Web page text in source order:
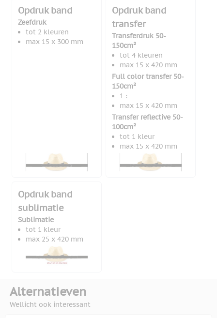
Opdruk band
Zeefdruk
tot 2 kleuren
max 15 x 300 mm
Opdruk band
transfer
Transferdruk 50-
150cm²
tot 4 kleuren
max 15 x 420 mm
Full color transfer 50-
150cm²
1 :
max 15 x 420 mm
Transfer reflective 50-
100cm²
tot 1 kleur
max 15 x 420 mm
Opdruk band
sublimatie
Sublimatie
tot 1 kleur
max 25 x 420 mm
Alternatieven
Wellicht ook interessant